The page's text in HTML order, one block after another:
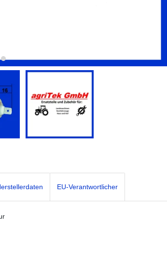
EU-Verantwortlicher